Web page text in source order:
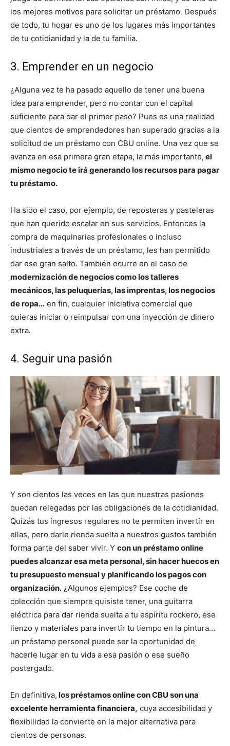
los mejores motivos para solicitar un préstamo. Después
de todo, tu hogar es uno de los lugares más importantes
de tu cotidianidad y la de tu familia.
3. Emprender en un negocio
¿Alguna vez te ha pasado aquello de tener una buena
idea para emprender, pero no contar con el capital
suficiente para dar el primer paso? Pues es una realidad
que cientos de emprendedores han superado gracias a la
solicitud de un préstamo con CBU online. Una vez que se
avanza en esa primera gran etapa, la más importante, el
mismo negocio te irá generando los recursos para pagar
tu préstamo.
Ha sido el caso, por ejemplo, de reposteras y pasteleras
que han querido escalar en sus servicios. Entonces la
compra de maquinarias profesionales o incluso
industriales a través de un préstamo, les han permitido
dar ese gran salto. También ocurre en el caso de
modernización de negocios como los talleres
mecánicos, las peluquerías, las imprentas, los negocios
de ropa… en fin, cualquier iniciativa comercial que
quieras iniciar o reimpulsar con una inyección de dinero
extra.
4. Seguir una pasión
Y son cientos las veces en las que nuestras pasiones
quedan relegadas por las obligaciones de la cotidianidad.
Quizás tus ingresos regulares no te permiten invertir en
ellas, pero darle rienda suelta a nuestros gustos también
forma parte del saber vivir. Y con un préstamo online
puedes alcanzar esa meta personal, sin hacer huecos en
tu presupuesto mensual y planificando los pagos con
organización. ¿Algunos ejemplos? Ese coche de
colección que siempre quisiste tener, una guitarra
eléctrica para dar rienda suelta a tu espíritu rockero, ese
lienzo y materiales para invertir tu tiempo en la pintura…
un préstamo personal puede ser la oportunidad de
hacerle lugar en tu vida a esa pasión o ese sueño
postergado.
En definitiva, los préstamos online con CBU son una
excelente herramienta financiera, cuya accesibilidad y
flexibilidad la convierte en la mejor alternativa para
cientos de personas.